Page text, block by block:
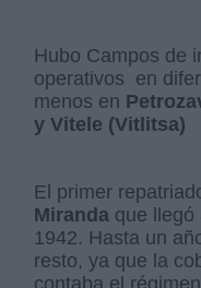
Hubo Campos de
operativos en
menos en
y Vitele (Vitlitsa)
El primer
Miranda que llegó
1942. Hasta un
resto, ya que la
contaba el